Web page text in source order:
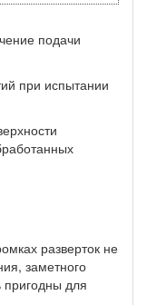
подачи
при испытании
разверток не
заметного
пригодны для